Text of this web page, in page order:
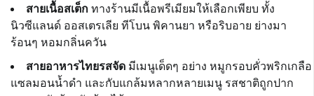
สายเนื้อสเต็กทางร้านมีเนื้อพรีเมียมให้เลือกเพียบ ทั้ง
นิวซีแลนด์ ออสเตรเลีย ทีโบน พิคานยา หรือริบอาย ย่างมา
ร้อนๆ หอมกลิ่นควัน
สายอาหารไทยรสจัด มีเมนูเด็ดๆ อย่าง หมูกรอบคั่วพริกเกลือ
แซลมอนน้ำดำ และกับแกล้มหลากหลายเมนู รสชาติถูกปาก